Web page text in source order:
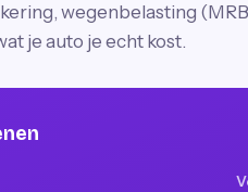
wegenbelasting
je auto je echt kost.